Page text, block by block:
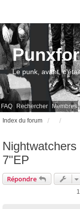
FAQ Rechercher Membres
Le punk, avant,
Index du forum
7"EP
Répondre